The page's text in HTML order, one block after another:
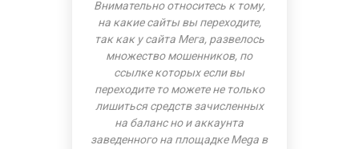
Внимательно относитесь к тому,
на какие сайты вы переходите,
так как у сайта Мега, развелось
множество мошенников, по
ссылке которых если вы
переходите то можете не только
лишиться средств зачисленных
на баланс но и аккаунта
заведенного на площадке Mega в